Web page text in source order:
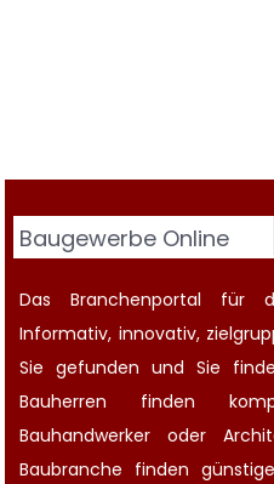
Baugewerbe Online
Das Branchenportal für
Informativ, innovativ,
Sie gefunden und Sie
Bauherren finden
Bauhandwerker oder
Baubranche finden